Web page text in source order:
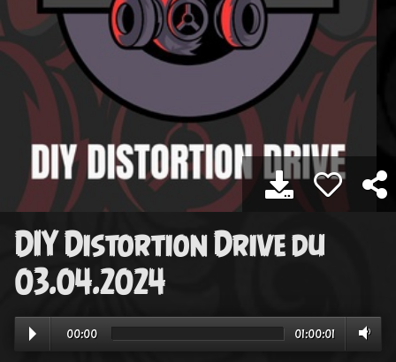
DIY Distortion Drive du
03.04.2024
00:00 01:00:01